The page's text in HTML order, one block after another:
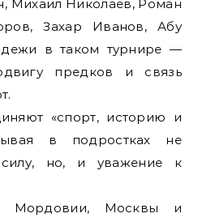
Михаил Николаев, Роман
Захар Иванов, Абу
в таком турнире —
предков и связь
«спорт, историю и
в подростках не
силу, но, и уважение к
Мордовии, Москвы и